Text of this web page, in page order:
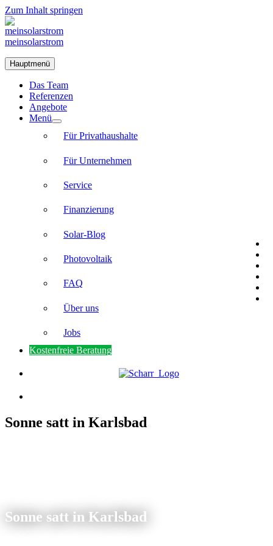
Zum Inhalt springen
meinsolarstrom
Hauptmenü
Das Team
Referenzen
Angebote
Menü
Für Privathaushalte
Für Unternehmen
Service
Finanzierung
Solar-Blog
Photovoltaik
FAQ
Über uns
Jobs
Kostenfreie Beratung
Sonne satt in Karlsbad
Sonne satt in Karlsbad